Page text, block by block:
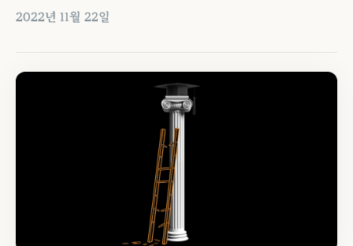
2022년 11월 22일